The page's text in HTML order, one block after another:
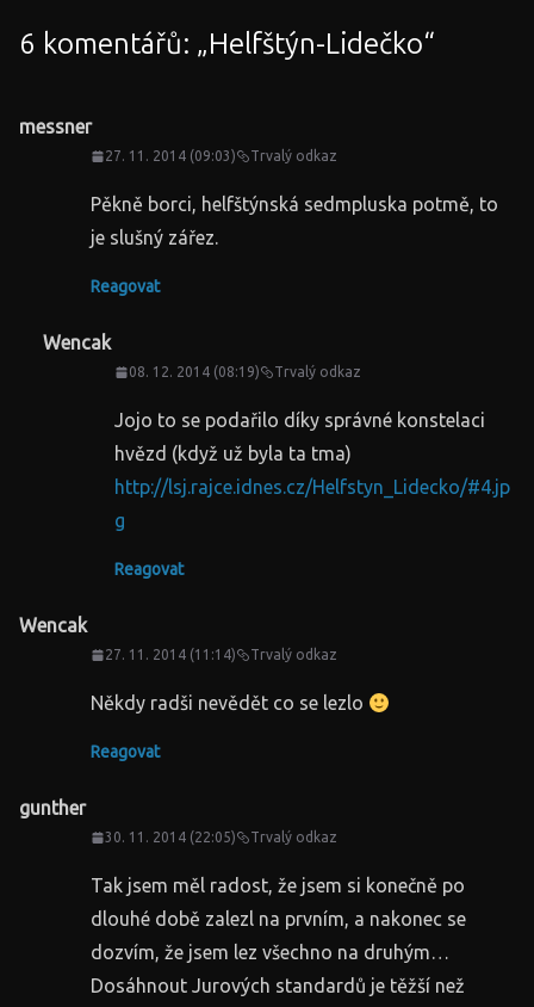
6 komentářů: „Helfštýn-Lidečko“
messner
27. 11. 2014 (09:03) Trvalý odkaz
Pěkně borci, helfštýnská sedmpluska potmě, to
je slušný zářez.
Reagovat
Wencak
08. 12. 2014 (08:19) Trvalý odkaz
Jojo to se podařilo díky správné konstelaci
hvězd (když už byla ta tma)
http://lsj.rajce.idnes.cz/Helfstyn_Lidecko/#4.jp
g
Reagovat
Wencak
27. 11. 2014 (11:14) Trvalý odkaz
Někdy radši nevědět co se lezlo
Reagovat
gunther
30. 11. 2014 (22:05) Trvalý odkaz
Tak jsem měl radost, že jsem si konečně po
dlouhé době zalezl na prvním, a nakonec se
dozvím, že jsem lez všechno na druhým…
Dosáhnout Jurových standardů je těžší než